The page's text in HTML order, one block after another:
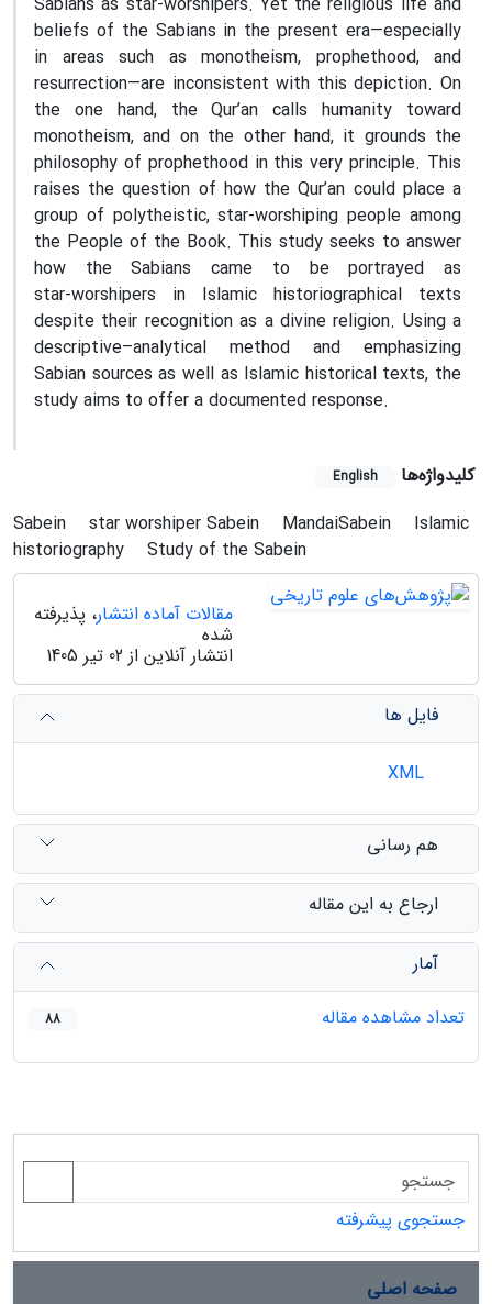
beliefs of the Sabians in the present era—especially
in areas such as monotheism, prophethood, and
resurrection—are inconsistent with this depiction. On
the one hand, the Qur’an calls humanity toward
monotheism, and on the other hand, it grounds the
philosophy of prophethood in this very principle. This
raises the question of how the Qur’an could place a
group of polytheistic, star‑worshiping people among
the People of the Book. This study seeks to answer
how the Sabians came to be portrayed as
star‑worshipers in Islamic historiographical texts
despite their recognition as a divine religion. Using a
descriptive–analytical method and emphasizing
Sabian sources as well as Islamic historical texts, the
study aims to offer a documented response.
کلیدواژه‌ها English
Sabein star worshiper Sabein MandaiSabein
Islamic
historiography
Study of the Sabein
مقالات آماده انتشار، پذیرفته
شده
انتشار آنلاین از 02 تیر 1405
فایل ها
هم رسانی
ارجاع به این مقاله
آمار
تعداد مشاهده مقاله
88
جستجوی پیشرفته
صفحه اصلی